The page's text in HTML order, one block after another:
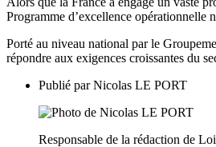
Programme d’excellence opérationnelle
Porté au niveau national par le
répondre aux exigences croissantes du
Publié parNicolas LE PORT
Responsable de la rédaction de